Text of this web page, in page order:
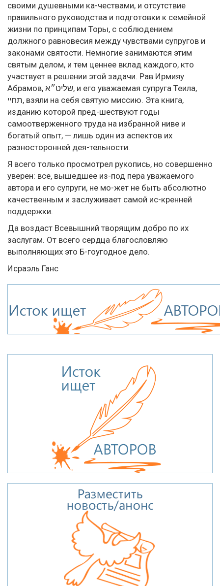
своими душевными ка-чествами, и отсутствие
правильного руководства и подготовки к семейной
жизни по принципам Торы, с соблюдением
должного равновесия между чувствами супругов и
законами святости. Немногие занимаются этим
святым делом, и тем ценнее вклад каждого, кто
участвует в решении этой задачи. Рав Ирмияу
Абрамов, שליט״א, и его уважаемая супруга Теила,
תחיי, взяли на себя святую миссию. Эта книга,
изданию которой пред-шествуют годы
самоотверженного труда на избранной ниве и
богатый опыт, — лишь один из аспектов их
разносторонней дея-тельности.
Я всего только просмотрел рукопись, но совершенно
уверен: все, вышедшее из-под пера уважаемого
автора и его супруги, не мо-жет не быть абсолютно
качественным и заслуживает самой ис-кренней
поддержки.
Да воздаст Всевышний творящим добро по их
заслугам. От всего сердца благословляю
выполняющих это Б-гоугодное дело.
Исраэль Ганс